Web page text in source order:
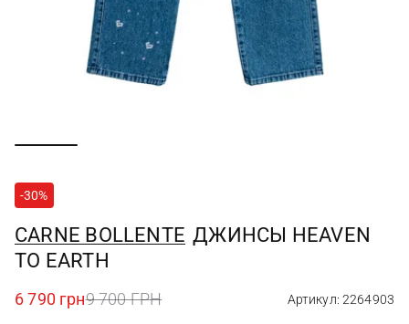
-30%
CARNE BOLLENTE ДЖИНСЫ HEAVEN
TO EARTH
6 790 грн9 700 ГРН Артикул: 2264903